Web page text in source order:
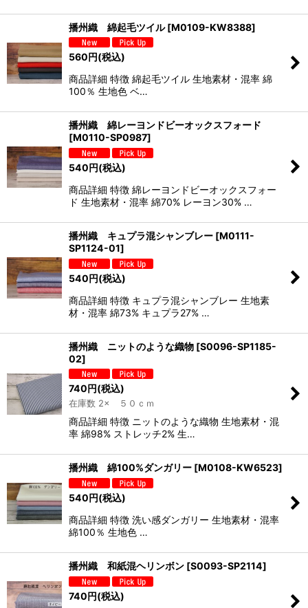
播州織 綿起毛ツイル [M0109-KW8388]
560円(税込)
商品詳細 特徴 綿起毛ツイル 生地素材・混率 綿
100％ 生地色 ベ…
播州織 綿レーヨンドビーオックスフォード
[M0110-SP0987]
540円(税込)
商品詳細 特徴 綿レーヨンドビーオックスフォー
ド 生地素材・混率 綿70% レーヨン30% …
播州織 キュプラ混シャンブレー [M0111-
SP1124-01]
540円(税込)
商品詳細 特徴 キュプラ混シャンブレー 生地素
材・混率 綿73% キュプラ27% …
播州織 ニットのような織物 [S0096-SP1185-
02]
740円(税込)
在庫数 2× ５０ｃｍ
商品詳細 特徴 ニットのような織物 生地素材・混
率 綿98% ストレッチ2% 生…
播州織 綿100%ダンガリー [M0108-KW6523]
540円(税込)
商品詳細 特徴 洗い感ダンガリー 生地素材・混率
綿100％ 生地色 …
播州織 和紙混ヘリンボン [S0093-SP2114]
740円(税込)